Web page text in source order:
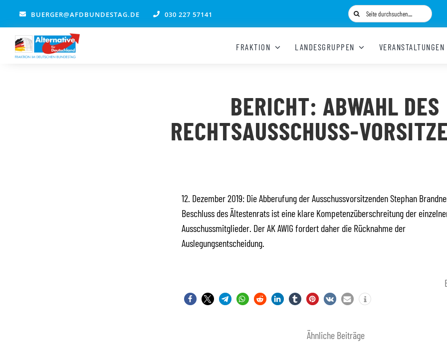
springen
BUERGER@AFDBUNDESTAG.DE 030 227 57141
Suche
nach:
FRAKTION LANDESGRUPPEN VERANSTALTUNGEN
BERICHT: ABWAHL DES
RECHTSAUSSCHUSS-
12. Dezember 2019: Die Abberufung der Ausschussvorsitzenden Stephan
Beschluss des Ältestenrats ist eine klare Kompetenzüberschreitung der
Ausschussmitglieder. Der AK AWIG fordert daher die Rücknahme der
Auslegungsentscheidung.
Ähnliche Beiträge